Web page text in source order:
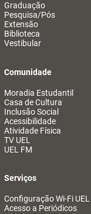
Graduação
Pesquisa/Pós
Extensão
Biblioteca
Vestibular
Comunidade
Moradia Estudantil
Casa de Cultura
Inclusão Social
Acessibilidade
Atividade Física
TV UEL
UEL FM
Serviços
Configuração Wi-Fi UEL
Acesso a Periódicos